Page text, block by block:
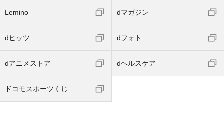
Lemino dマガジン
dヒッツ dフォト
dアニメストア dヘルスケア
ドコモスポーツくじ